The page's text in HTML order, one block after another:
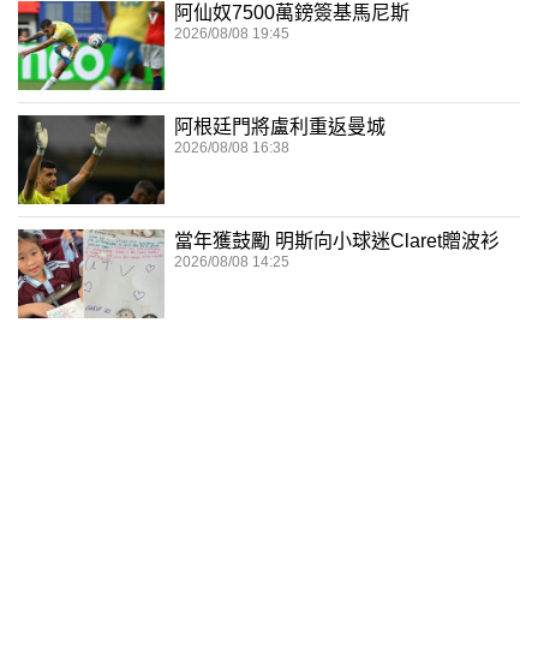
阿仙奴7500萬鎊簽基馬尼斯
2026/08/08 19:45
阿根廷門將盧利重返曼城
2026/08/08 16:38
當年獲鼓勵 明斯向小球迷Claret贈波衫
2026/08/08 14:25